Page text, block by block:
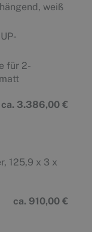
weiß
für 2-
ca. 3.386,00 €
125,9 x 3 x
ca. 910,00 €